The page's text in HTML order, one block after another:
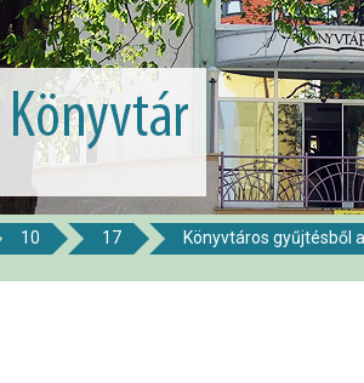
Könyvtár
10 17 Könyvtáros gyűjtésből